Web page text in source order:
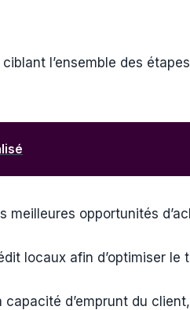
l’ensemble des
opportunités
locaux afin d’optimiser le
d’emprunt du client,